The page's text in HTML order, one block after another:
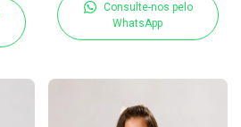
Consulte-nos pelo
WhatsApp